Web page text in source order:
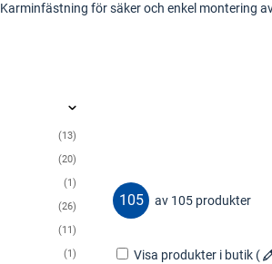
Karminfästning för säker och enkel montering
13
20
1
26
11
1
105 av 105 produkter
Visa produkter i butik (